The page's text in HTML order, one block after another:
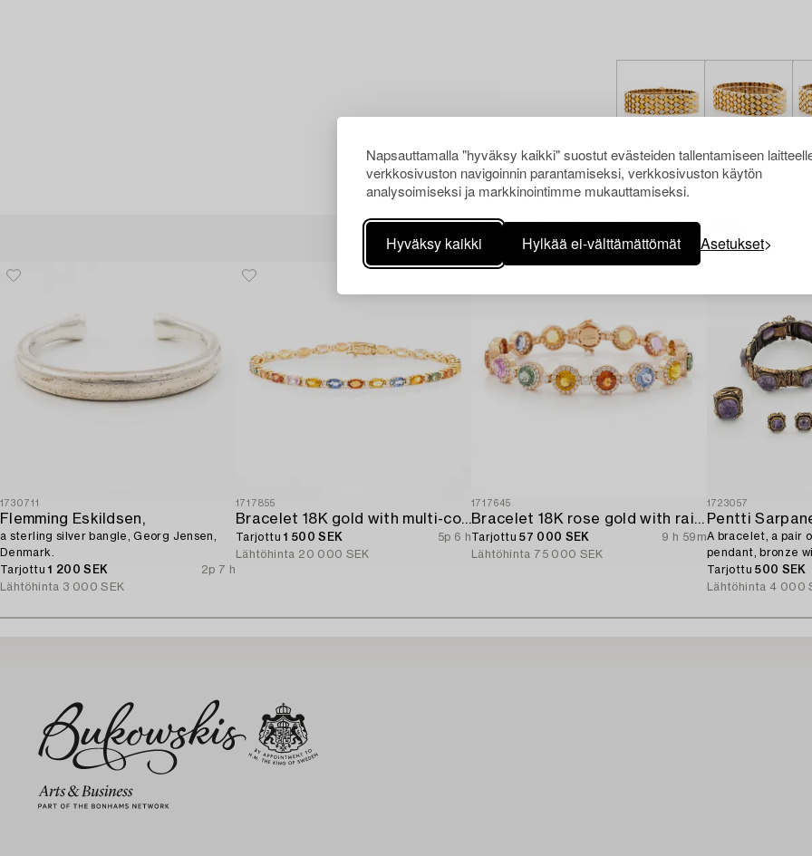
Napsauttamalla "hyväksy kaikki" suostut evästeiden tallentamiseen
verkkosivuston navigoinnin parantamiseksi, verkkosivuston käytön
analysoimiseksi ja markkinointimme mukauttamiseksi.
Hyväksy kaikki Hylkää ei-välttämättömät Asetukset
Muiden katsomia kohteita
1730711
Flemming Eskildsen,
a sterling silver bangle, Georg Jensen,
Denmark.
Tarjottu1 200 SEK
2p 7 h
Lähtöhinta 3 000 SEK
1717855
Bracelet 18K gold with multi-coloured sapphires and round brilliant-cut diamonds.
Tarjottu1 500 SEK
5p 6 h
Lähtöhinta 20 000 SEK
1717645
Bracelet 18K rose gold with rainbow-coloured sapphires and brilliant-cut diamonds.
Tarjottu57 000 SEK
9 h 59m
Lähtöhinta 75 000 SEK
1723057
Pentti
A bracelet, a pair
pendant, bronze
1960s.
Tarjottu500 SEK
Lähtöhinta 4 000